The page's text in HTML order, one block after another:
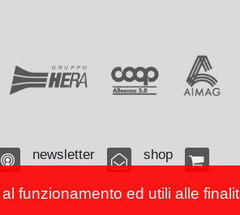
newsletter shop
funzionamento ed utili alle